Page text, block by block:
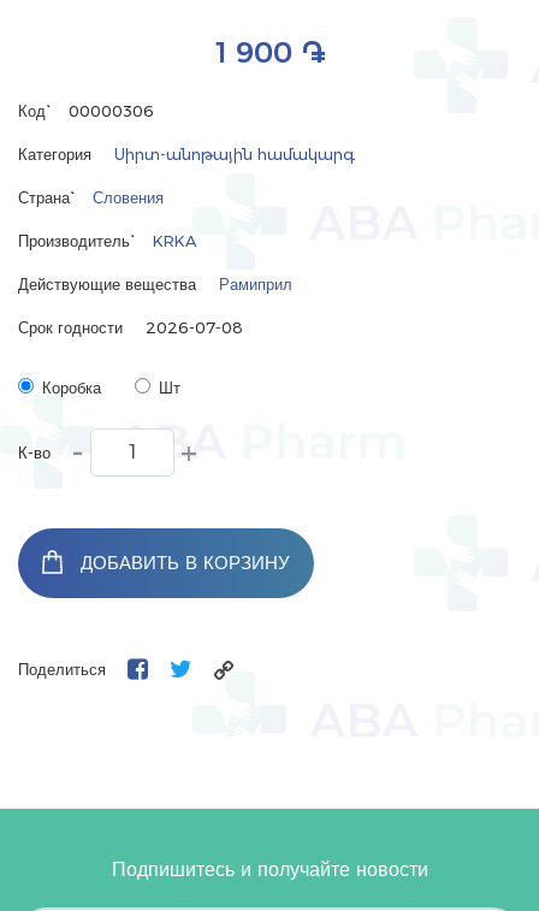
1 900 ֏
Код` 00000306
Категория Սիրտ-անոթային համակարգ
Страна` Словения
Производитель` KRKA
Действующие вещества Рамиприл
Срок годности 2026-07-08
Коробка Шт
К-во - +
ДОБАВИТЬ В КОРЗИНУ
Поделиться
Подпишитесь и получайте новости